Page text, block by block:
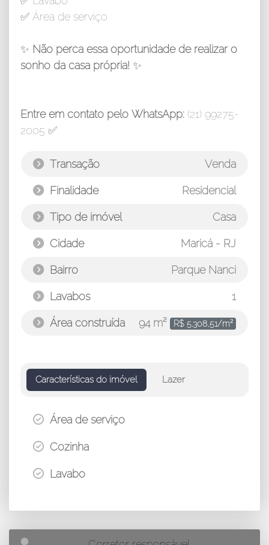
✅ Área de serviço
✨ Não perca essa oportunidade de realizar o
sonho da casa própria! ✨
Entre em contato pelo WhatsApp: (21) 99275-
2005 ✅
Transação Venda
Finalidade Residencial
Tipo de imóvel Casa
Cidade Maricá - RJ
Bairro Parque Nanci
Lavabos 1
Área construída 94 m² R$ 5.308,51/m²
Características do imóvel Lazer
Área de serviço
Cozinha
Lavabo